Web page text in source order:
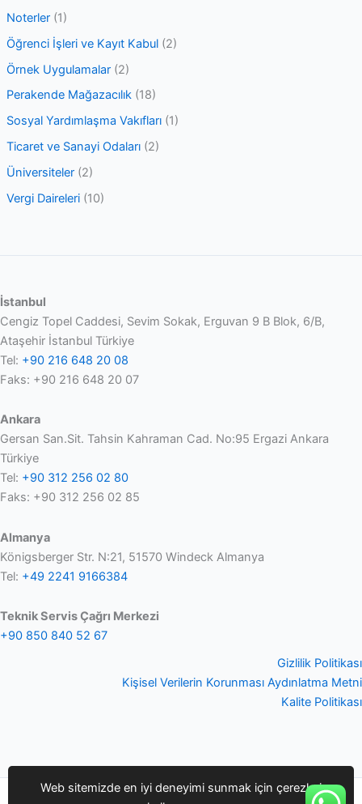
Noterler(1)
Öğrenci İşleri ve Kayıt Kabul(2)
Örnek Uygulamalar(2)
Perakende Mağazacılık(18)
Sosyal Yardımlaşma Vakıfları(1)
Ticaret ve Sanayi Odaları(2)
Üniversiteler(2)
Vergi Daireleri(10)
İstanbul
Cengiz Topel Caddesi, Sevim Sokak, Erguvan 9 B Blok, 6/B,
Ataşehir İstanbul Türkiye
Tel: +90 216 648 20 08
Faks: +90 216 648 20 07
Ankara
Gersan San.Sit. Tahsin Kahraman Cad. No:95 Ergazi Ankara
Türkiye
Tel: +90 312 256 02 80
Faks: +90 312 256 02 85
Almanya
Königsberger Str. N:21, 51570 Windeck Almanya
Tel: +49 2241 9166384
Teknik Servis Çağrı Merkezi
+90 850 840 52 67
Gizlilik Politikası
Kişisel Verilerin Korunması Aydınlatma Metni
Kalite Politikası
Web sitemizde en iyi deneyimi sunmak için çerezleri